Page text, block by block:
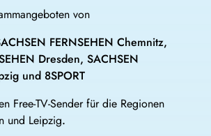
von
FERNSEHEN Chemnitz,
Dresden, SACHSEN
und 8SPORT
Free-TV-Sender für die Regionen
und Leipzig.